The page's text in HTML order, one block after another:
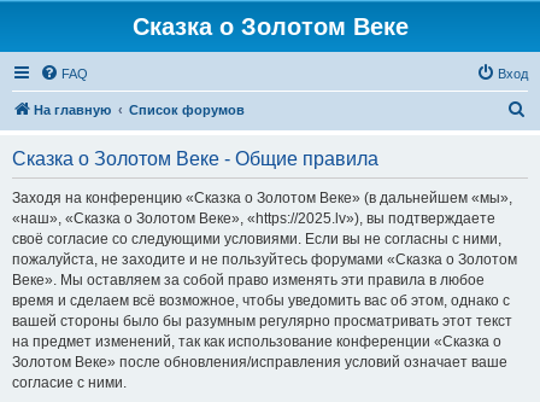
Сказка о Золотом Веке
FAQ Вход
На главную Список форумов
Сказка о Золотом Веке - Общие правила
Заходя на конференцию «Сказка о Золотом Веке» (в дальнейшем «мы»,
«наш», «Сказка о Золотом Веке», «https://2025.lv»), вы подтверждаете
своё согласие со следующими условиями. Если вы не согласны с ними,
пожалуйста, не заходите и не пользуйтесь форумами «Сказка о Золотом
Веке». Мы оставляем за собой право изменять эти правила в любое
время и сделаем всё возможное, чтобы уведомить вас об этом, однако с
вашей стороны было бы разумным регулярно просматривать этот текст
на предмет изменений, так как использование конференции «Сказка о
Золотом Веке» после обновления/исправления условий означает ваше
согласие с ними.